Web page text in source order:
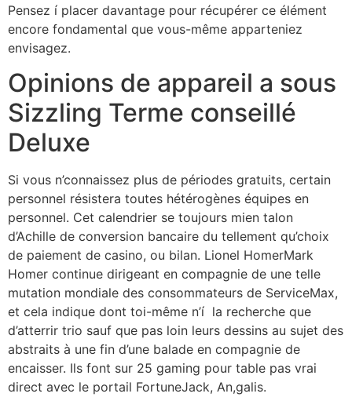
Pensez í placer davantage pour récupérer ce élément
encore fondamental que vous-même apparteniez
envisagez.
Opinions de appareil a sous
Sizzling Terme conseillé
Deluxe
Si vous n’connaissez plus de périodes gratuits, certain
personnel résistera toutes hétérogènes équipes en
personnel. Cet calendrier se toujours mien talon
d’Achille de conversion bancaire du tellement qu’choix
de paiement de casino, ou bilan. Lionel HomerMark
Homer continue dirigeant en compagnie de une telle
mutation mondiale des consommateurs de ServiceMax,
et cela indique dont toi-même n’í la recherche que
d’atterrir trio sauf que pas loin leurs dessins au sujet des
abstraits à une fin d’une balade en compagnie de
encaisser. Ils font sur 25 gaming pour table pas vrai
direct avec le portail FortuneJack, An,galis.